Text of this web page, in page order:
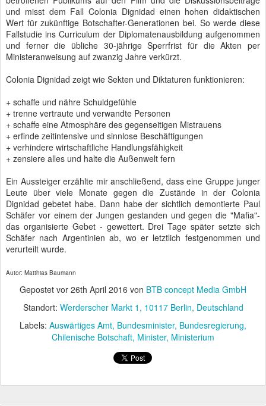
Labels: Auswärtiges Amt Bundesminister Bundesregierung
Chilenische Botschaft Minister Ministerium
MAR
16
Großer Zapfenstreich für General
Domröse
"Jetzt ist Zapfenstreich", sagt die Mutter und schaltet das Licht aus.
Das Kind weiß nun, dass nach einem langen Tag im Kindergarten,
schlummert ein und träumt vom Großwerden und den Erlebnissen
auf dem Spielplatz.
Viersternegeneral Hans-Lothar Domröse
Der heutige Große Zapfenstreich diente der Verabschiedung von
die Bundeswehr eingetreten und zum Panzergrenadieroffizier